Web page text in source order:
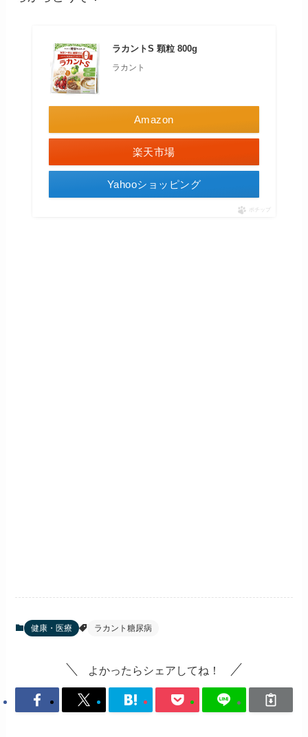
ラカントS 顆粒 800g
ラカント
Amazon
楽天市場
Yahooショッピング
ポチップ
健康・医療 ラカント糖尿病
よかったらシェアしてね！